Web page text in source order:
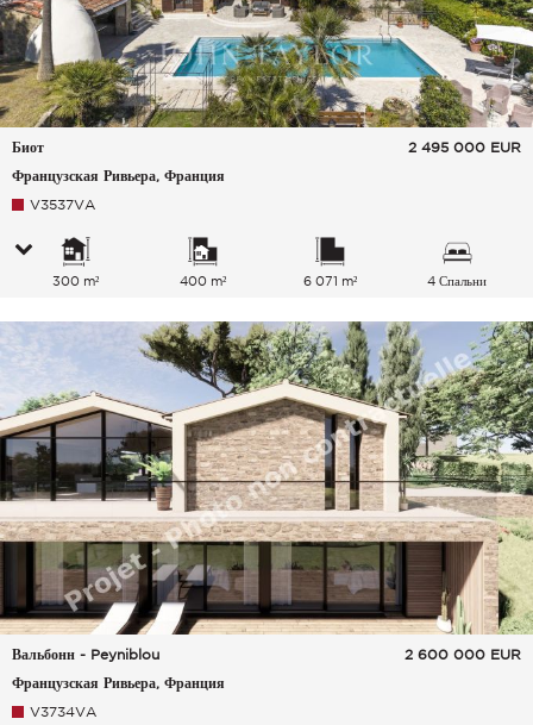
Биот
Французская Ривьера, Франция
2 495 000 EUR
V3537VA
300 m² 400 m² 6 071 m² 4 Спальни
Вальбонн - Peyniblou
Французская Ривьера, Франция
2 600 000 EUR
V3734VA